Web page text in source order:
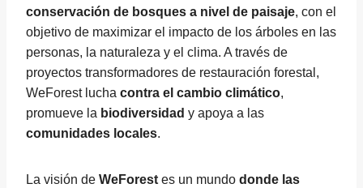
conservación de bosques a nivel de paisaje, con el
objetivo de maximizar el impacto de los árboles en las
personas, la naturaleza y el clima. A través de
proyectos transformadores de restauración forestal,
WeForest lucha contra el cambio climático,
promueve la biodiversidad y apoya a las
comunidades locales.
La visión de WeForest es un mundo donde las